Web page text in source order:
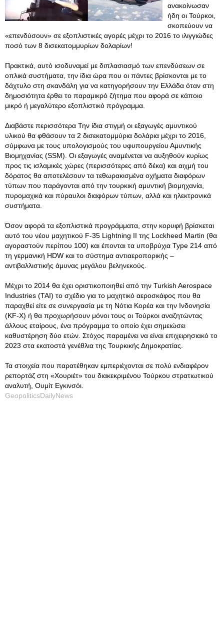
ανακοίνωσαν
ήδη οι Τούρκοι,
σκοπεύουν να
«επενδύσουν» σε εξοπλιστικές αγορές μέχρι το 2016 το ιλιγγιώδες
ποσό των 8 δισεκατομμυρίων δολαρίων!
Πρακτικά, αυτό ισοδυναμεί με διπλασιασμό των επενδύσεων σε
οπλικά συστήματα, την ίδια ώρα που οι πάντες βρίσκονται με το
δάχτυλο στη σκανδάλη για να κατηγορήσουν την Ελλάδα όταν στη
δημοσιότητα έρθει το παραμικρό ζήτημα που αφορά σε κάποιο
μικρό ή μεγαλύτερο εξοπλιστικό πρόγραμμα.
Διαβάστε περισσότερα Την ίδια στιγμή οι εξαγωγές αμυντικού
υλικού θα φθάσουν τα 2 δισεκατομμύρια δολάρια μέχρι το 2016,
σύμφωνα με τους υπολογισμούς του υφυπουργείου Αμυντικής
Βιομηχανίας (SSM). Οι εξαγωγές αναμένεται να αυξηθούν κυρίως
προς τις ισλαμικές χώρες (περισσότερες από δέκα) και αιχμή του
δόρατος θα αποτελέσουν τα τεθωρακισμένα οχήματα διαφόρων
τύπων που παράγονται από την τουρκική αμυντική βιομηχανία,
πυρομαχικά και πύραυλοι διαφόρων τύπων, αλλά και ηλεκτρονικά
συστήματα.
Όσον αφορά τα εξοπλιστικά προγράμματα, στην κορυφή βρίσκεται
αυτό του νέου μαχητικού F-35 Lightning II της Lockheed Martin (θα
αγοραστούν περίπου 100) και έπονται τα υποβρύχια Type 214 από
τη γερμανική HDW και το σύστημα αντιαεροπορικής –
αντιβαλλιστικής άμυνας μεγάλου βεληνεκούς.
Μέχρι το 2014 θα έχει οριστικοποιηθεί από την Turkish Aerospace
Industries (TAI) το σχέδιο για το μαχητικό αεροσκάφος που θα
παραχθεί είτε σε συνεργασία με τη Νότια Κορέα και την Ινδονησία
(KF-X) ή θα προχωρήσουν μόνοι τους οι Τούρκοι αναζητώντας
άλλους εταίρους, ένα πρόγραμμα το οποίο έχει σημειώσει
καθυστέρηση δύο ετών. Στόχος παραμένει να είναι επιχειρησιακό το
2023 στα εκατοστά γενέθλια της Τουρκικής Δημοκρατίας.
Τα στοιχεία που παρατέθηκαν εμπεριέχονται σε πολύ ενδιαφέρον
ρεπορτάζ στη «Χουριέτ» του διακεκριμένου Τούρκου στρατιωτικού
αναλυτή, Ουμίτ Εγκινσόι.
GeopoliticsDailyNews